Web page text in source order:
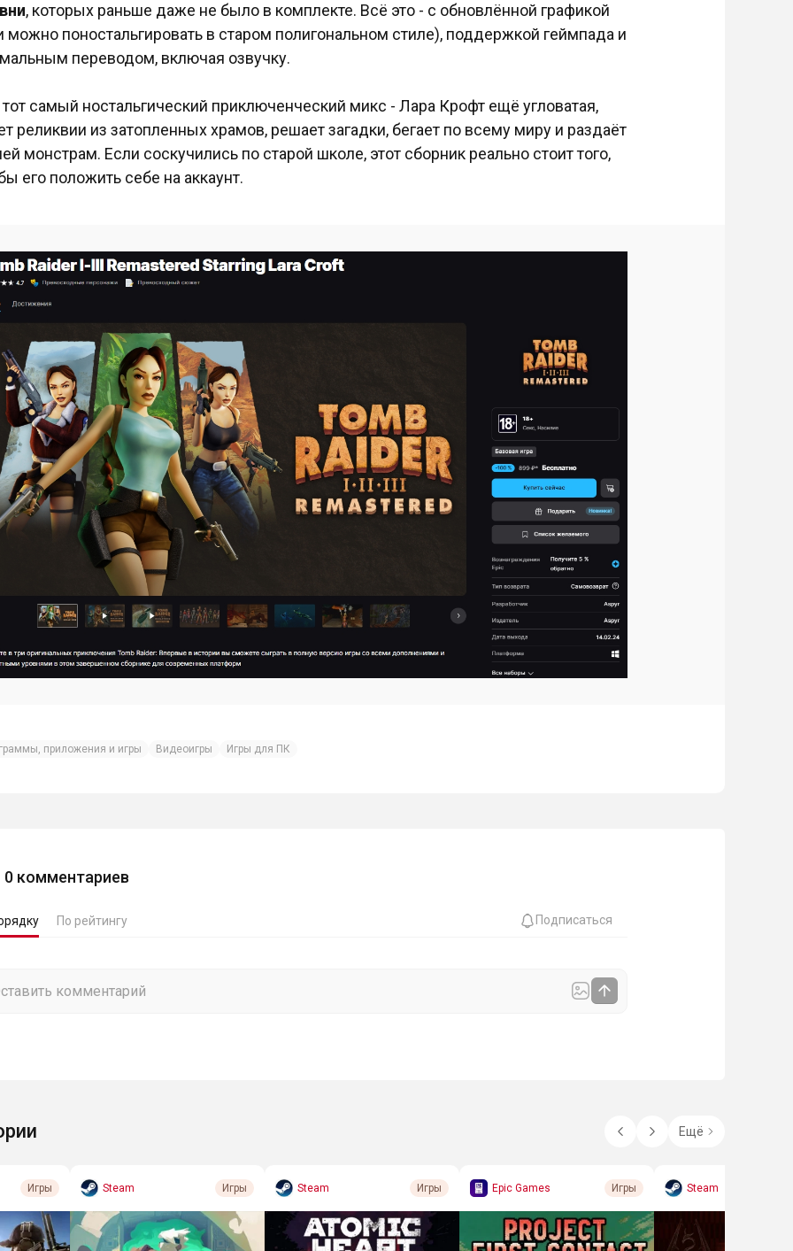
, которых раньше даже не было в комплекте. Всё это - с обновлённой графикой
можно поностальгировать в старом полигональном стиле), поддержкой геймпада и
переводом, включая озвучку.
самый ностальгический приключенческий микс - Лара Крофт ещё угловатая,
реликвии из затопленных храмов, решает загадки, бегает по всему миру и раздаёт
монстрам. Если соскучились по старой школе, этот сборник реально стоит того,
его положить себе на аккаунт.
приложения и игры Видеоигры Игры для ПК
0 комментариев
По рейтингу Подписаться
Ещё
Игры Steam Игры Steam Игры Epic Games Игры Steam